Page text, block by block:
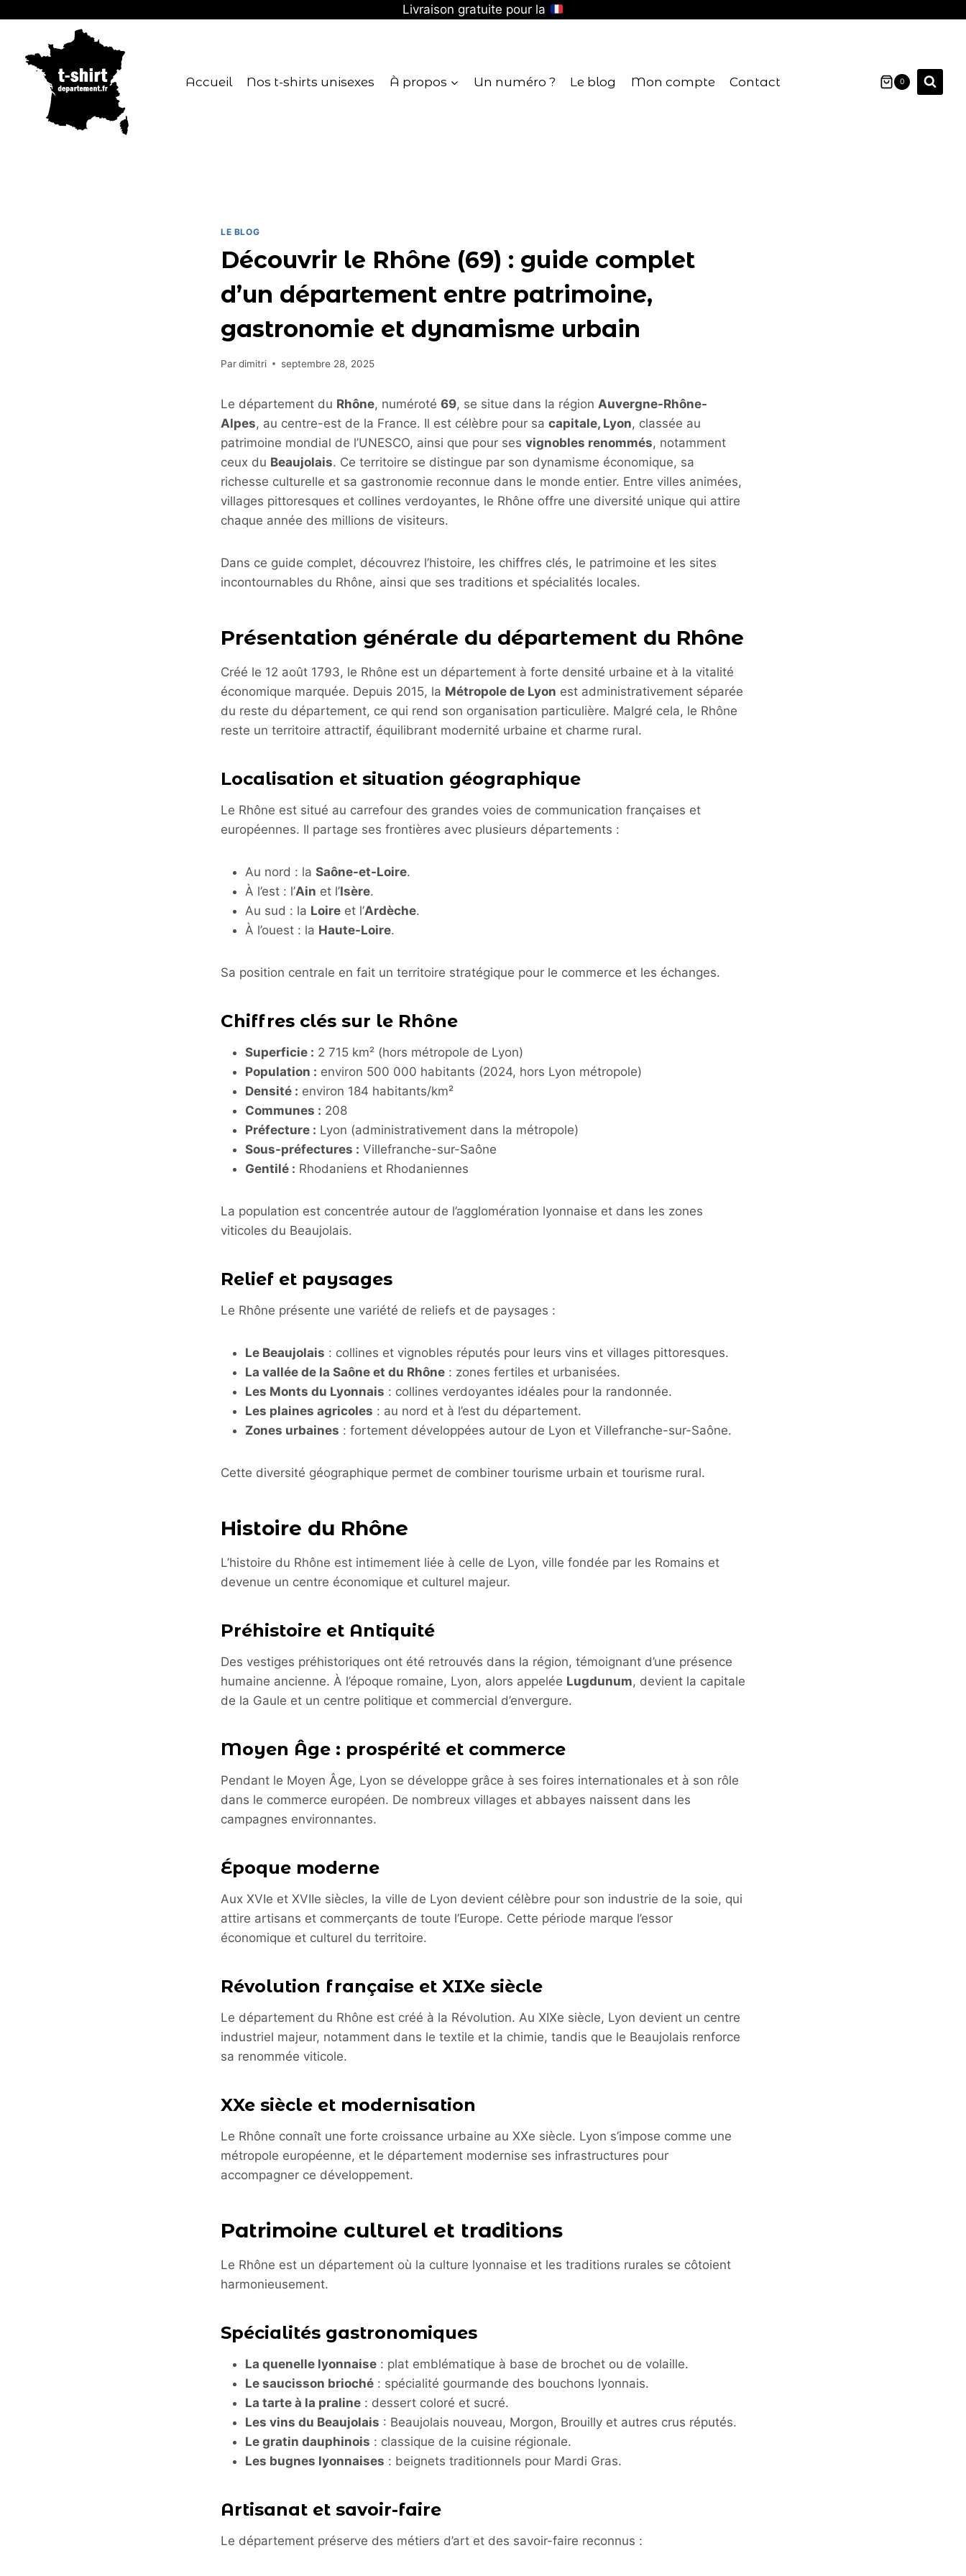
Livraison gratuite pour la
Accueil Nos t-shirts unisexes À propos Un numéro ? Le blog Mon compte Contact 0
LE BLOG
Découvrir le Rhône (69) : guide complet
d’un département entre patrimoine,
gastronomie et dynamisme urbain
Pardimitri septembre 28, 2025
Le département du Rhône, numéroté 69, se situe dans la région Auvergne-Rhône-
Alpes, au centre-est de la France. Il est célèbre pour sa capitale, Lyon, classée au
patrimoine mondial de l’UNESCO, ainsi que pour ses vignobles renommés, notamment
ceux du Beaujolais. Ce territoire se distingue par son dynamisme économique, sa
richesse culturelle et sa gastronomie reconnue dans le monde entier. Entre villes animées,
villages pittoresques et collines verdoyantes, le Rhône offre une diversité unique qui attire
chaque année des millions de visiteurs.
Dans ce guide complet, découvrez l’histoire, les chiffres clés, le patrimoine et les sites
incontournables du Rhône, ainsi que ses traditions et spécialités locales.
Présentation générale du département du Rhône
Créé le 12 août 1793, le Rhône est un département à forte densité urbaine et à la vitalité
économique marquée. Depuis 2015, la Métropole de Lyon est administrativement séparée
du reste du département, ce qui rend son organisation particulière. Malgré cela, le Rhône
reste un territoire attractif, équilibrant modernité urbaine et charme rural.
Localisation et situation géographique
Le Rhône est situé au carrefour des grandes voies de communication françaises et
européennes. Il partage ses frontières avec plusieurs départements :
Au nord : la Saône-et-Loire.
À l’est : l’Ain et l’Isère.
Au sud : la Loire et l’Ardèche.
À l’ouest : la Haute-Loire.
Sa position centrale en fait un territoire stratégique pour le commerce et les échanges.
Chiffres clés sur le Rhône
Superficie : 2 715 km² (hors métropole de Lyon)
Population : environ 500 000 habitants (2024, hors Lyon métropole)
Densité : environ 184 habitants/km²
Communes : 208
Préfecture : Lyon (administrativement dans la métropole)
Sous-préfectures : Villefranche-sur-Saône
Gentilé : Rhodaniens et Rhodaniennes
La population est concentrée autour de l’agglomération lyonnaise et dans les zones
viticoles du Beaujolais.
Relief et paysages
Le Rhône présente une variété de reliefs et de paysages :
Le Beaujolais : collines et vignobles réputés pour leurs vins et villages pittoresques.
La vallée de la Saône et du Rhône : zones fertiles et urbanisées.
Les Monts du Lyonnais : collines verdoyantes idéales pour la randonnée.
Les plaines agricoles : au nord et à l’est du département.
Zones urbaines : fortement développées autour de Lyon et Villefranche-sur-Saône.
Cette diversité géographique permet de combiner tourisme urbain et tourisme rural.
Histoire du Rhône
L’histoire du Rhône est intimement liée à celle de Lyon, ville fondée par les Romains et
devenue un centre économique et culturel majeur.
Préhistoire et Antiquité
Des vestiges préhistoriques ont été retrouvés dans la région, témoignant d’une présence
humaine ancienne. À l’époque romaine, Lyon, alors appelée Lugdunum, devient la capitale
de la Gaule et un centre politique et commercial d’envergure.
Moyen Âge : prospérité et commerce
Pendant le Moyen Âge, Lyon se développe grâce à ses foires internationales et à son rôle
dans le commerce européen. De nombreux villages et abbayes naissent dans les
campagnes environnantes.
Époque moderne
Aux XVIe et XVIIe siècles, la ville de Lyon devient célèbre pour son industrie de la soie, qui
attire artisans et commerçants de toute l’Europe. Cette période marque l’essor
économique et culturel du territoire.
Révolution française et XIXe siècle
Le département du Rhône est créé à la Révolution. Au XIXe siècle, Lyon devient un centre
industriel majeur, notamment dans le textile et la chimie, tandis que le Beaujolais renforce
sa renommée viticole.
XXe siècle et modernisation
Le Rhône connaît une forte croissance urbaine au XXe siècle. Lyon s’impose comme une
métropole européenne, et le département modernise ses infrastructures pour
accompagner ce développement.
Patrimoine culturel et traditions
Le Rhône est un département où la culture lyonnaise et les traditions rurales se côtoient
harmonieusement.
Spécialités gastronomiques
La quenelle lyonnaise : plat emblématique à base de brochet ou de volaille.
Le saucisson brioché : spécialité gourmande des bouchons lyonnais.
La tarte à la praline : dessert coloré et sucré.
Les vins du Beaujolais : Beaujolais nouveau, Morgon, Brouilly et autres crus réputés.
Le gratin dauphinois : classique de la cuisine régionale.
Les bugnes lyonnaises : beignets traditionnels pour Mardi Gras.
Artisanat et savoir-faire
Le département préserve des métiers d’art et des savoir-faire reconnus :